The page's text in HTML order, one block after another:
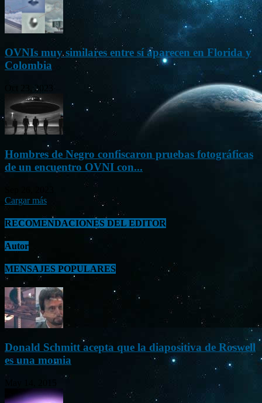
OVNIs muy similares entre sí aparecen en Florida y
Colombia
Oct 23, 2023
Hombres de Negro confiscaron pruebas fotográficas
de un encuentro OVNI con...
Cargar más
RECOMENDACIONES DEL EDITOR
Autor
MENSAJES POPULARES
Donald Schmitt acepta que la diapositiva de Roswell
es una momia